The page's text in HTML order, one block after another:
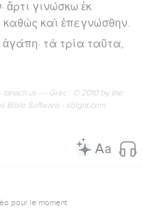
γινώσκω ἐκ
καὶ ἐπεγνώσθην.
ἀγάπη· τὰ τρία ταῦτα,
--- Grec : © 2010 by the
Bible Software - sblgnt.com
pour le moment.